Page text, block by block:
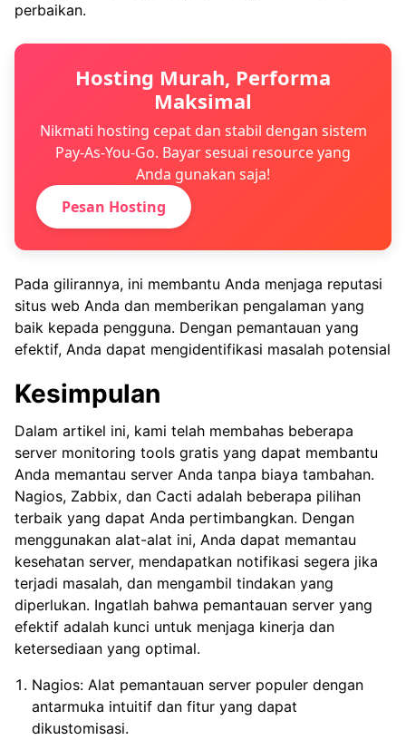
perbaikan.
Hosting Murah, Performa
Maksimal
Nikmati hosting cepat dan stabil dengan sistem
Pay-As-You-Go. Bayar sesuai resource yang
Anda gunakan saja!
Pesan Hosting
Pada gilirannya, ini membantu Anda menjaga reputasi
situs web Anda dan memberikan pengalaman yang
baik kepada pengguna. Dengan pemantauan yang
efektif, Anda dapat mengidentifikasi masalah potensial
Kesimpulan
Dalam artikel ini, kami telah membahas beberapa
server monitoring tools gratis yang dapat membantu
Anda memantau server Anda tanpa biaya tambahan.
Nagios, Zabbix, dan Cacti adalah beberapa pilihan
terbaik yang dapat Anda pertimbangkan. Dengan
menggunakan alat-alat ini, Anda dapat memantau
kesehatan server, mendapatkan notifikasi segera jika
terjadi masalah, dan mengambil tindakan yang
diperlukan. Ingatlah bahwa pemantauan server yang
efektif adalah kunci untuk menjaga kinerja dan
ketersediaan yang optimal.
Nagios: Alat pemantauan server populer dengan
antarmuka intuitif dan fitur yang dapat
dikustomisasi.